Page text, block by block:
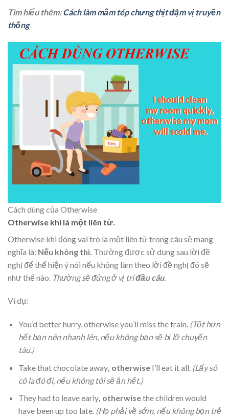
Tìm hiểu thêm:Cách làm mắm tép chưng thịt đậm vị truyền
thống
Cách dùng của Otherwise
Otherwise khi là một liên từ.
Otherwise khi đóng vai trò là một liên từ trong câu sẽ mang
nghĩa là: Nếu không thì. Thường được sử dụng sau lời đề
nghị để thể hiện ý nói nếu không làm theo lời đề nghị đó sẽ
như thế nào. Thường sẽ đứng ở vị tríđầu câu.
Ví dụ:
You’d better hurry, otherwise you’ll miss the train. (Tốt hơn
hết bạn nên nhanh lên, nếu không bạn sẽ bị lỡ chuyến
tàu.)
Take that chocolate away, otherwise I’ll eat it all. (Lấy sô
cô la đó đi, nếu không tôi sẽ ăn hết.)
They had to leave early, otherwisethe children would
have been up too late.(Họ phải về sớm, nếu không bọn trẻ